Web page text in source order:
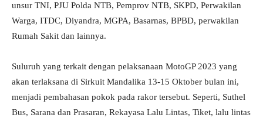
unsur TNI, PJU Polda NTB, Pemprov NTB, SKPD, Perwakilan
Warga, ITDC, Diyandra, MGPA, Basarnas, BPBD, perwakilan
Rumah Sakit dan lainnya.
Suluruh yang terkait dengan pelaksanaan MotoGP 2023 yang
akan terlaksana di Sirkuit Mandalika 13-15 Oktober bulan ini,
menjadi pembahasan pokok pada rakor tersebut. Seperti, Suthel
Bus, Sarana dan Prasaran, Rekayasa Lalu Lintas, Tiket, lalu lintas